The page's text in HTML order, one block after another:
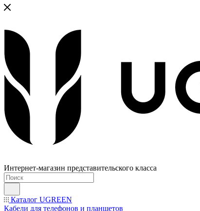
Интернет-магазин представительского класса
Каталог UGREEN
Кабели для телефонов и планшетов